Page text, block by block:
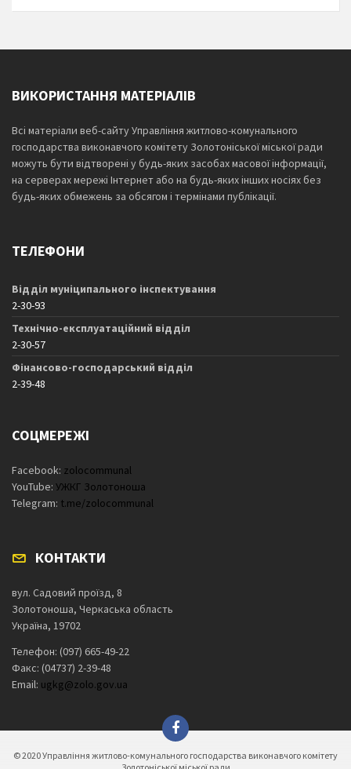
ВИКОРИСТАННЯ МАТЕРІАЛІВ
Всі матеріали веб-сайту Управління житлово-комунального
господарства виконавчого комітету Золотоніської міської ради
можуть бути відтворені у будь-яких засобах масової інформації,
на серверах мережі Інтернет або на будь-яких інших носіях без
будь-яких обмежень за обсягом і термінами публікації.
ТЕЛЕФОНИ
Відділ муніципального інспектування
2-30-93
Технічно-експлуатаційний відділ
2-30-57
Фінансово-господарський відділ
2-39-48
СОЦМЕРЕЖІ
Facebook: zolocommunal
YouTube: УЖКГ Золотоноша
Telegram: t.me/zolocommunal
КОНТАКТИ
вул. Садовий проїзд, 8
Золотоноша, Черкаська область
Україна, 19702
Телефон: (097) 665-49-22
Факс: (04737) 2-39-48
Email: ugkg@zolo.gov.ua
© 2020 Управління житлово-комунального господарства виконавчого комітету